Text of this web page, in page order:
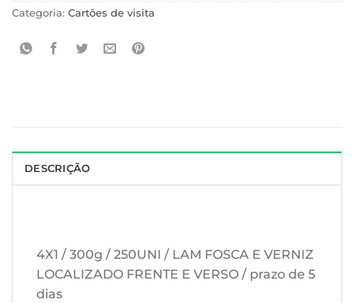
Categoria: Cartões de visita
DESCRIÇÃO
4X1 / 300g / 250UNI / LAM FOSCA E VERNIZ
LOCALIZADO FRENTE E VERSO / prazo de 5
dias